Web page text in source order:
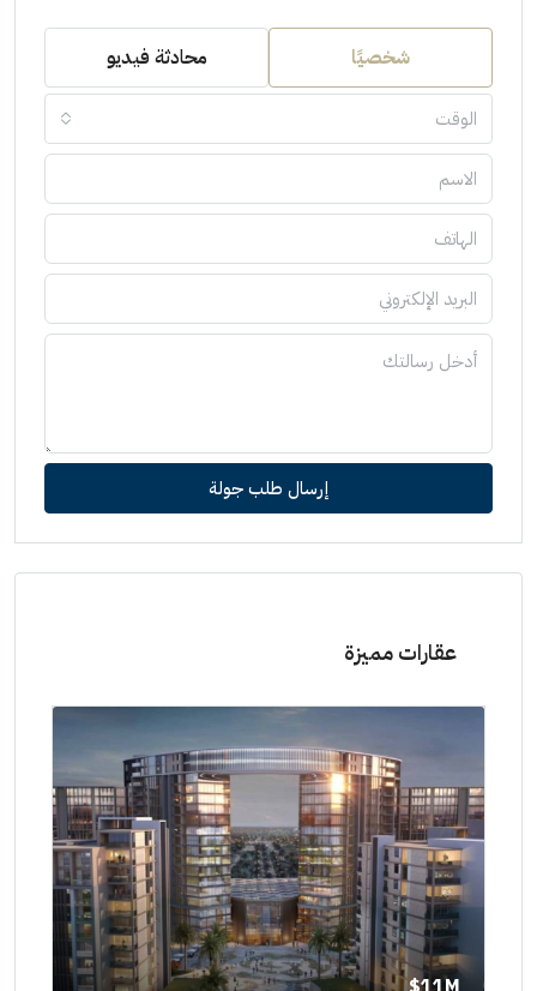
شخصيًا محادثة فيديو
الوقت
إرسال طلب جولة
عقارات مميزة